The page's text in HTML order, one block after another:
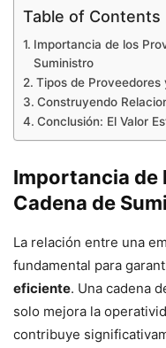
Table of Contents
Importancia de los
Suministro
Tipos de Proveedores
Construyendo
Conclusión: El Valor
Importancia de
Cadena de
La relación entre una
fundamental para
eficiente. Una cadena
solo mejora la
contribuye